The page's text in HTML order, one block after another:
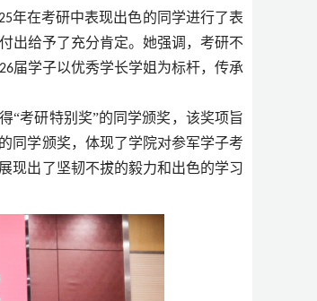
年在考研中表现出色的同学进行了表
出给予了充分肯定。她强调，考研不
届学子以优秀学长学姐为标杆，传承
“考研特别奖”的同学颁奖，该奖项旨
同学颁奖，体现了学院对参军学子考
现出了坚韧不拔的毅力和出色的学习